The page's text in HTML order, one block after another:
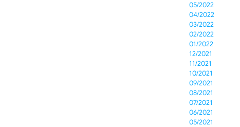
05/2022
04/2022
03/2022
02/2022
01/2022
12/2021
11/2021
10/2021
09/2021
08/2021
07/2021
06/2021
05/2021